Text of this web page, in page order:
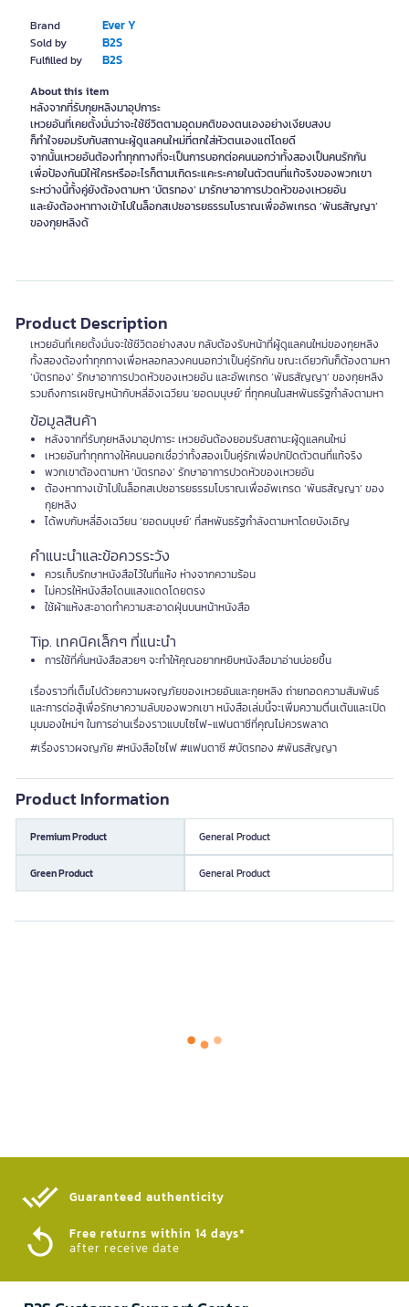
Brand Ever Y
Sold by B2S
Fulfilled by B2S
About this item
หลังจากที่รับกุยหลิงมาอุปการะ
เหวยอันที่เคยตั้งมั่นว่าจะใช้ชีวิตตามอุดมคติของตนเองอย่างเงียบสงบ
ก็ทำใจยอมรับกับสถานะผู้ดูแลคนใหม่ที่ตกใส่หัวตนเองแต่โดยดี
จากนั้นเหวยอันต้องทำทุกทางที่จะเป็นการบอกต่อคนนอกว่าทั้งสองเป็นคนรักกัน
เพื่อป้องกันมิให้ใครหรืออะไรก็ตามเกิดระแคะระคายในตัวตนที่แท้จริงของพวกเขา
ระหว่างนี้ทั้งคู่ยังต้องตามหา ‘บัตรทอง’ มารักษาอาการปวดหัวของเหวยอัน
และยังต้องหาทางเข้าไปในล็อกสเปซอารยธรรมโบราณเพื่ออัพเกรด ‘พันธสัญญา’
ของกุยหลิงด้
Product Description
เหวยอันที่เคยตั้งมั่นจะใช้ชีวิตอย่างสงบ กลับต้องรับหน้าที่ผู้ดูแลคนใหม่ของกุยหลิง
ทั้งสองต้องทำทุกทางเพื่อหลอกลวงคนนอกว่าเป็นคู่รักกัน ขณะเดียวกันก็ต้องตามหา
‘บัตรทอง’ รักษาอาการปวดหัวของเหวยอัน และอัพเกรด ‘พันธสัญญา’ ของกุยหลิง
รวมถึงการเผชิญหน้ากับหลี่อิงเฉวียน 'ยอดมนุษย์' ที่ทุกคนในสหพันธรัฐกำลังตามหา
ข้อมูลสินค้า
หลังจากที่รับกุยหลิงมาอุปการะ เหวยอันต้องยอมรับสถานะผู้ดูแลคนใหม่
เหวยอันทำทุกทางให้คนนอกเชื่อว่าทั้งสองเป็นคู่รักเพื่อปกปิดตัวตนที่แท้จริง
พวกเขาต้องตามหา ‘บัตรทอง’ รักษาอาการปวดหัวของเหวยอัน
ต้องหาทางเข้าไปในล็อกสเปซอารยธรรมโบราณเพื่ออัพเกรด ‘พันธสัญญา’ ของ
กุยหลิง
ได้พบกับหลี่อิงเฉวียน ‘ยอดมนุษย์’ ที่สหพันธรัฐกำลังตามหาโดยบังเอิญ
คำแนะนำและข้อควรระวัง
ควรเก็บรักษาหนังสือไว้ในที่แห้ง ห่างจากความร้อน
ไม่ควรให้หนังสือโดนแสงแดดโดยตรง
ใช้ผ้าแห้งสะอาดทำความสะอาดฝุ่นบนหน้าหนังสือ
Tip. เทคนิคเล็กๆ ที่แนะนำ
การใช้ที่คั่นหนังสือสวยๆ จะทำให้คุณอยากหยิบหนังสือมาอ่านบ่อยขึ้น
เรื่องราวที่เต็มไปด้วยความผจญภัยของเหวยอันและกุยหลิง ถ่ายทอดความสัมพันธ์
และการต่อสู้เพื่อรักษาความลับของพวกเขา หนังสือเล่มนี้จะเพิ่มความตื่นเต้นและเปิด
มุมมองใหม่ๆ ในการอ่านเรื่องราวแบบไซไฟ-แฟนตาซีที่คุณไม่ควรพลาด
#เรื่องราวผจญภัย #หนังสือไซไฟ #แฟนตาซี #บัตรทอง #พันธสัญญา
Product Information
Premium Product General Product
Green Product General Product
Guaranteed authenticity​
Free returns within 14 days*
after receive date